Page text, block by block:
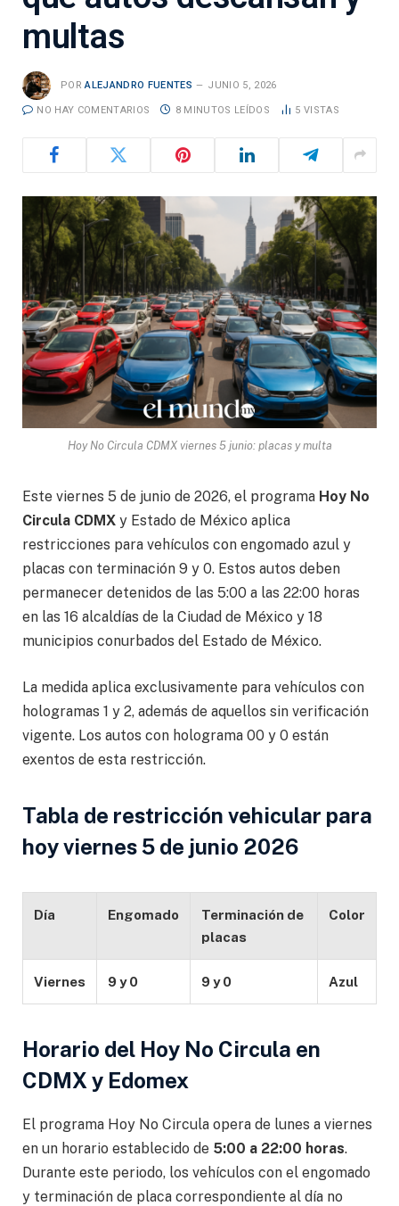
multas
POR ALEJANDRO FUENTES JUNIO 5, 2026
NO HAY COMENTARIOS 8 MINUTOS LEÍDOS 5 VISTAS
Hoy No Circula CDMX viernes 5 junio: placas y multa
Este viernes 5 de junio de 2026, el programa Hoy No
Circula CDMX y Estado de México aplica
restricciones para vehículos con engomado azul y
placas con terminación 9 y 0. Estos autos deben
permanecer detenidos de las 5:00 a las 22:00 horas
en las 16 alcaldías de la Ciudad de México y 18
municipios conurbados del Estado de México.
La medida aplica exclusivamente para vehículos con
hologramas 1 y 2, además de aquellos sin verificación
vigente. Los autos con holograma 00 y 0 están
exentos de esta restricción.
Tabla de restricción vehicular para
hoy viernes 5 de junio 2026
Día Engomado
Terminación de
placas
Color
Viernes 9 y 0 9 y 0 Azul
Horario del Hoy No Circula en
CDMX y Edomex
El programa Hoy No Circula opera de lunes a viernes
en un horario establecido de 5:00 a 22:00 horas.
Durante este periodo, los vehículos con el engomado
y terminación de placa correspondiente al día no